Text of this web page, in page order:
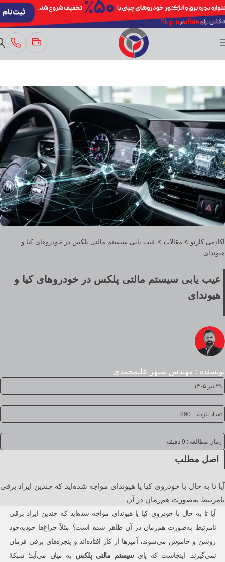
Skip to navigation
Skip to main content
آکادمی کارنو > مقالات > عیب یابی سیستم مالتی پلکس در خودروهای کیا و
هیوندای
عیب یابی سیستم مالتی پلکس در خودروهای کیا و
هیوندای
نویسنده : مهندس سپهر علیمحمدی
۲۹ تیر ۱۴۰۵
تعداد بازدید : 890
زمان مطالعه : 9 دقیقه
اصل مطلب
آیا تا به حال با خودروی کیا یا هیوندای مواجه شده‌اید که چندین ایراد برقی
نامرتبط به‌صورت هم‌زمان در آن
آیا تا به حال با خودروی کیا یا هیوندای مواجه شده‌اید که چندین ایراد برقی
نامرتبط به‌صورت هم‌زمان در آن ظاهر شده است؟ مثلاً چراغ‌ها خودبه‌خود
روشن و خاموش می‌شوند، آمپرها از کار افتاده‌اند و پنجره‌های برقی فرمان
نمی‌گیرند. اینجاست که پای سیستم مالتی پلکس به میان می‌آید؛ شبکۀ